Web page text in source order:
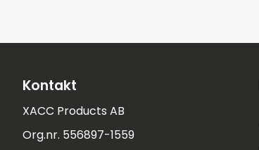
Kontakt
XACC Products AB
Org.nr. 556897-1559